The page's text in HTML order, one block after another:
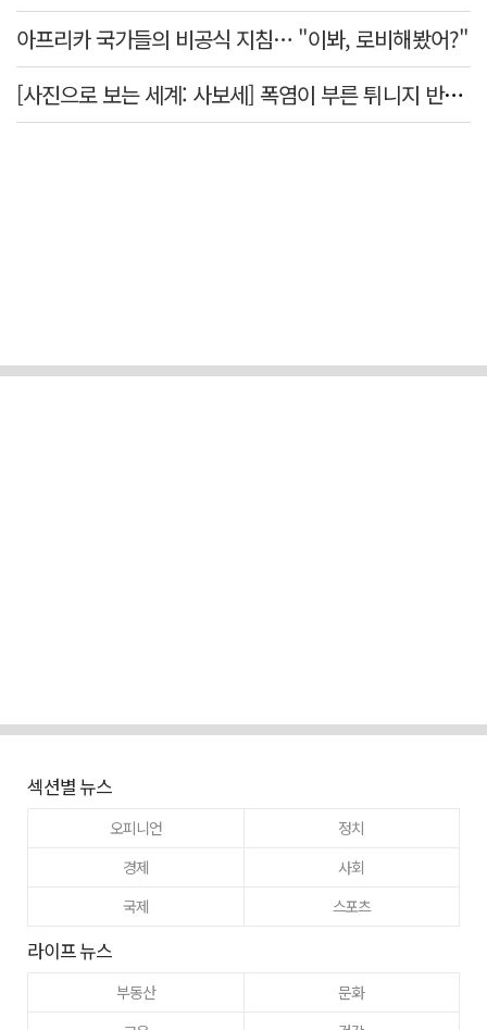
아프리카 국가들의 비공식 지침… "이봐, 로비해봤어?"
[사진으로 보는 세계: 사보세] 폭염이 부른 튀니지 반정부 시위
섹션별 뉴스
오피니언
정치
경제
사회
국제
스포츠
라이프 뉴스
부동산
문화